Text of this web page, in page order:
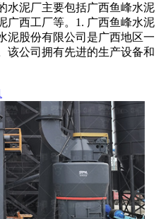
水泥厂主要包括广西鱼峰水泥
广西工厂等。1. 广西鱼峰水泥
泥股份有限公司是广西地区一
该公司拥有先进的生产设备和